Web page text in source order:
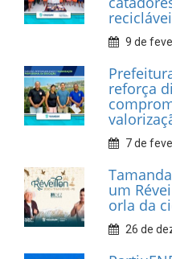
INFORMATIVOS
realiza
Car
10 de
Dia do
cultural
9 de